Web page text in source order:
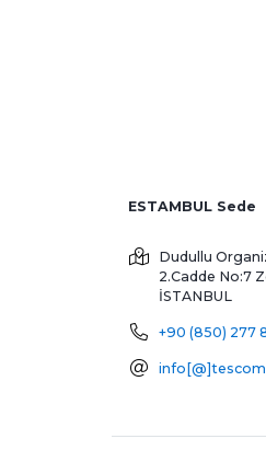
ESTAMBUL Sede
Dudullu
2.Cadde No:7
İSTANBUL
+90 (850) 277